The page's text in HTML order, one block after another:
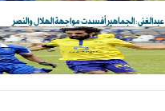
عبدالغني: الجماهير أفسدت مواجهة الهلال والنصر